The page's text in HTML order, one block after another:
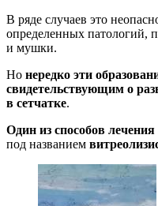
В ряде случаев это
определенных патологий,
и мушки.
Но нередко эти
свидетельствующим о
в сетчатке.
Один из способов
под названием